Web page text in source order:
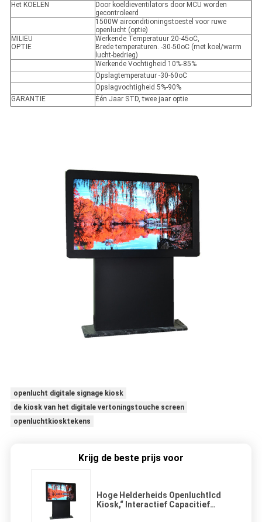
Het KOELEN
Door koeldieventilators door MCU worden
gecontroleerd
1500W airconditioningstoestel voor ruwe
openlucht (optie)
MILIEU
OPTIE
Werkende Temperatuur 20-45oC,
Brede temperaturen. -30-50oC (met koel/warm
lucht-bedrieg)
Werkende Vochtigheid 10%-85%
Opslagtemperatuur -30-60oC
Opslagvochtigheid 5%-90%
GARANTIE
Één Jaar STD, twee jaar optie
openlucht digitale signage kiosk
de kiosk van het digitale vertoningstouche screen
openluchtkiosktekens
Krijg de beste prijs voor
Hoge Helderheids Openluchtlcd
Kiosk,“ Interactief Capacitief